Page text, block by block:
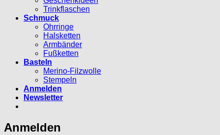
Trinkflaschen
Schmuck
Ohrringe
Halsketten
Armbänder
Fußketten
Basteln
Merino-Filzwolle
Stempeln
Anmelden
Newsletter
Anmelden